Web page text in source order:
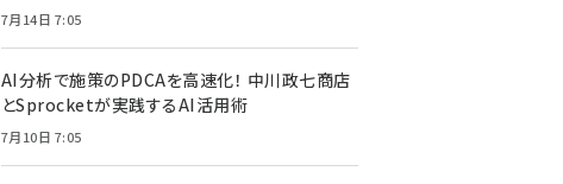
7月14日 7:05
AI分析で施策のPDCAを高速化！ 中川政七商店
とSprocketが実践するAI活用術
7月10日 7:05